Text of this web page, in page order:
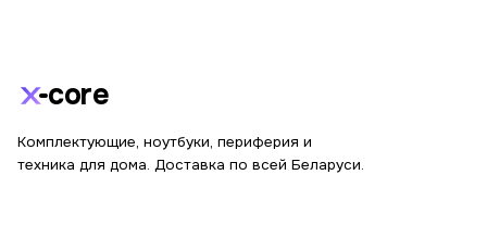
core
Комплектующие, ноутбуки, периферия и
техника для дома. Доставка по всей Беларуси.